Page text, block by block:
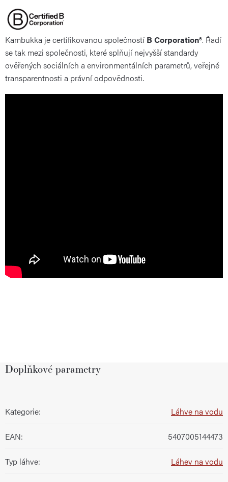
Kambukka je certifikovanou společnostíB Corporation®. Řadí
se tak mezi společnosti, které splňují nejvyšší standardy
ověřených sociálních a environmentálních parametrů, veřejné
transparentnosti a právní odpovědnosti.
Doplňkové parametry
Kategorie: Láhve na vodu
EAN: 5407005144473
Typ láhve: Láhev na vodu